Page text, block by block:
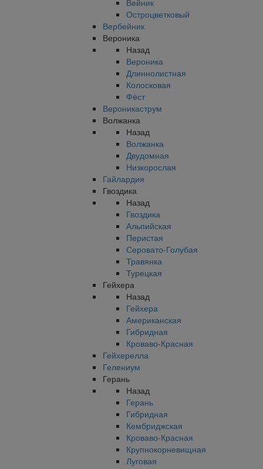
Вейник
Остроцветковый
Вербейник
Вероника
Назад
Вероника
Длиннолистная
Колосковая
Фёст
Вероникаструм
Волжанка
Назад
Волжанка
Двудомная
Низкорослая
Гайлардия
Гвоздика
Назад
Гвоздика
Альпийская
Перистая
Серовато-Голубая
Травянка
Турецкая
Гейхера
Назад
Гейхера
Американская
Гибридная
Кроваво-Красная
Гейхерелла
Гелениум
Герань
Назад
Герань
Гибридная
Кембриджская
Кроваво-Красная
Крупнокорневищная
Луговая